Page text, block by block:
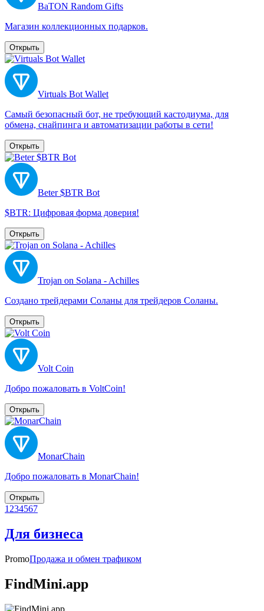
BaTON Random Gifts
Магазин коллекционных подарков.
Открыть
Virtuals Bot Wallet
Самый безопасный бот, не требующий кастодиума, для
обмена, снайпинга и автоматизации работы в сети!
Открыть
Beter $BTR Bot
$BTR: Цифровая форма доверия!
Открыть
Trojan on Solana - Achilles
Создано трейдерами Соланы для трейдеров Соланы.
Открыть
Volt Coin
Добро пожаловать в VoltCoin!
Открыть
MonarChain
Добро пожаловать в MonarChain!
Открыть
1 234567
Для бизнеса
PromoПродажа и обмен трафиком
FindMini.app